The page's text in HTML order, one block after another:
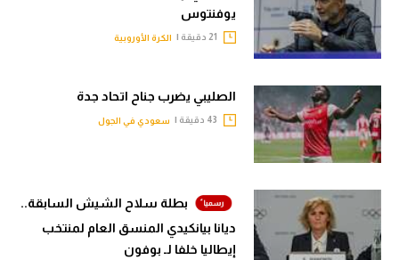
يوفنتوس
الكرة الأوروبية
الصليبي يضرب جناح اتحاد جدة
سعودي في الجول
بطلة سلاح الشيش السابقة..
ديانا بيانكيدي المنسق العام لمنتخب
إيطاليا خلفا لـ بوفون